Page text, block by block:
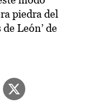
piedra del
León’ de